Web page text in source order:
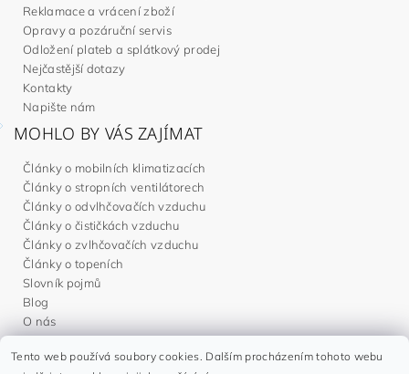
Reklamace a vrácení zboží
Opravy a pozáruční servis
Odložení plateb a splátkový prodej
Nejčastější dotazy
Kontakty
Napište nám
MOHLO BY VÁS ZAJÍMAT
Články o mobilních klimatizacích
Články o stropních ventilátorech
Články o odvlhčovačích vzduchu
Články o čističkách vzduchu
Články o zvlhčovačích vzduchu
Články o topeních
Slovník pojmů
Blog
O nás
Noaton.cz | Noaton.de | Noaton.es | Gavri.sk | Gavri.es
Tento web používá soubory cookies. Dalším procházením tohoto webu